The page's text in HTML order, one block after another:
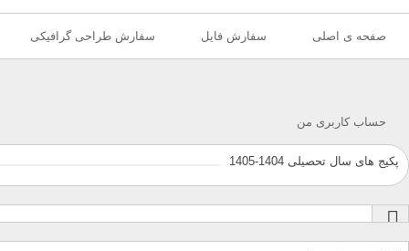
صفحه ی اصلی سفارش فایل سفارش طراحی گرافیکی
حساب کاربری من
پکیج های سال تحصیلی 1404-1405